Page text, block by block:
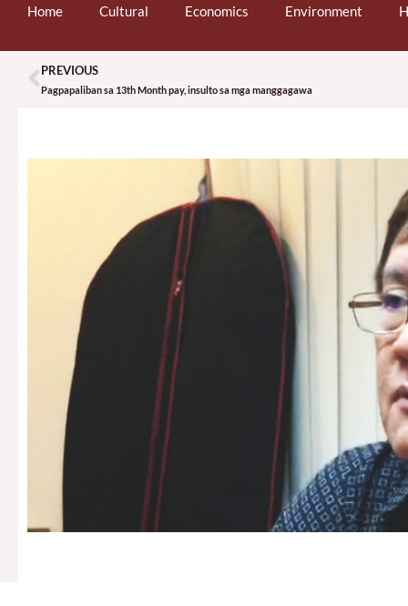
Home Cultural Economics Environment
Prev
PREVIOUS
Pagpapaliban sa 13th Month pay, insulto sa mga manggagawa